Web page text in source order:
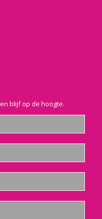
blijf op de hoogte.